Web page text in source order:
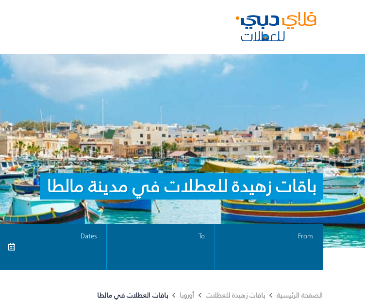
باقات زهيدة للعطلات في مدينة مالطا
From
To
Dates
الصفحة الرئيسية باقات زهيدة للعطلات أوروبا باقات العطلات في مالطا